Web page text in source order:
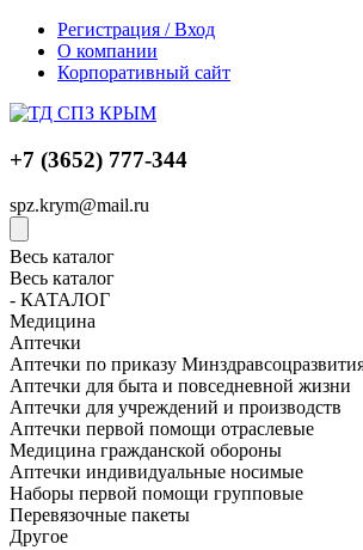
Регистрация / Вход
О компании
Корпоративный сайт
+7 (3652) 777-344
spz.krym@mail.ru
Весь каталог
Весь каталог
- КАТАЛОГ
Медицина
Аптечки
Аптечки по приказу
Аптечки для быта и повседневной жизни
Аптечки для учреждений и производств
Аптечки первой помощи отраслевые
Медицина гражданской обороны
Аптечки индивидуальные носимые
Наборы первой помощи групповые
Перевязочные пакеты
Другое